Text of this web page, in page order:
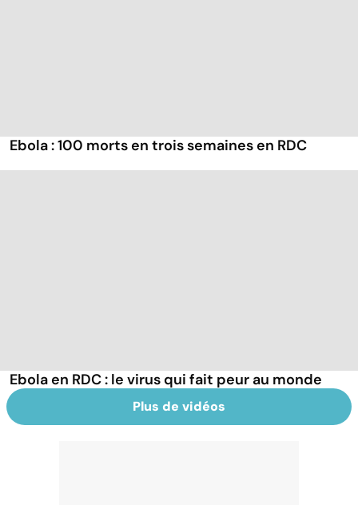
Ebola : 100 morts en trois semaines en RDC
Ebola en RDC : le virus qui fait peur au monde
Plus de vidéos